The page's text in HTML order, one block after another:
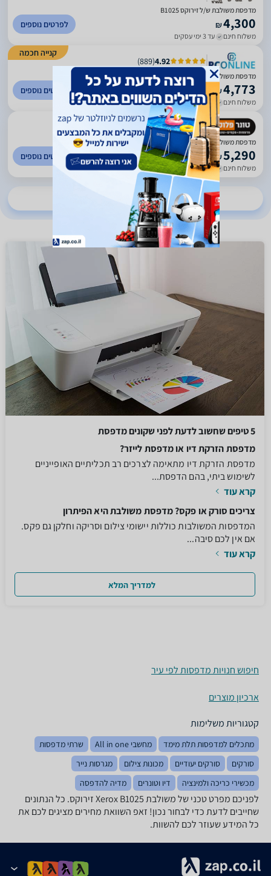
מדפסת משולבת ש/ל זירוקס B1025
₪4,300
משלוח חינם עד 3 ימי עסקים
לפרטים נוספים
קנייה חכמה
4.92
(
889
)
מדפסת משולבת ש/ל זירוקס B1025
₪4,773
משלוח חינם עד 5 ימי עסקים
לפרטים נוספים
5
(
129
)
מדפסת משולבת ש/ל זירוקס B1025
₪5,290
משלוח חינם עד 7 ימי עסקים
לפרטים נוספים
להשוואת מחירים ב-3 חנויות נוספות
5 טיפים שחשוב לדעת לפני שקונים מדפסת
מדפסת הזרקת דיו או מדפסת לייזר?
מדפסת הזרקת דיו מתאימה לצרכים רב תכליתיים האופייניים
לשימוש ביתי, בהם הדפסת...
קרא עוד
צריכים סורק או פקס? מדפסת משולבת היא הפיתרון
המדפסות המשולבות כוללות יישומי צילום וסריקה וחלקן גם פקס.
אם אין לכם סיבה...
קרא עוד
למדריך המלא
חיפוש חנויות מדפסות לפי עיר
ארכיון מוצרים
קטגוריות משלימות
מתכלים למדפסות תלת מימד מחשבי All in one
שרתי מדפסות
סורקים
סורקים יעודיים מכונות צילום
מגרסות נייר
מכשירי כריכה ולמינציה
דיו וטונרים מדיה להדפסה
לפניכם מפרט טכני של ‏משולבת Xerox B1025 זירוקס. כל הנתונים
שחייבים לדעת כדי לבחור נכון! זאפ השוואת מחירים מציגים לכם את
כל המידע שעוזר לכם להשוות.